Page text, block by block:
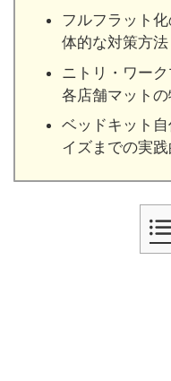
フルフラット
体的な対策方法
ニトリ・ワー
各店舗マット
ベッドキット
イズまでの実